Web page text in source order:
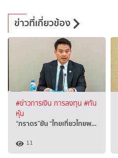
ข่าวที่เกี่ยวข้อง
#ข่าวการเงิน การลงทุน #ทัน
หุ้น
“ภราดร”ยัน “ไทยเที่ยวไทยพ…
11